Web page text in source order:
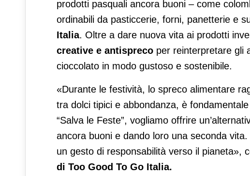
prodotti pasquali ancora buoni – come
ordinabili da pasticcerie, forni, panetterie e
Italia. Oltre a dare nuova vita ai prodotti
creative e antispreco per reinterpretare gli
cioccolato in modo gustoso e sostenibile.
«Durante le festività, lo spreco alimentare
tra dolci tipici e abbondanza, è
“Salva le Feste”, vogliamo offrire
ancora buoni e dando loro una seconda
un gesto di responsabilità verso il pianeta»,
di Too Good To Go Italia.